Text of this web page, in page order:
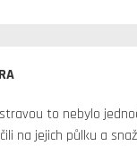
to nebylo
na jejich půlku a